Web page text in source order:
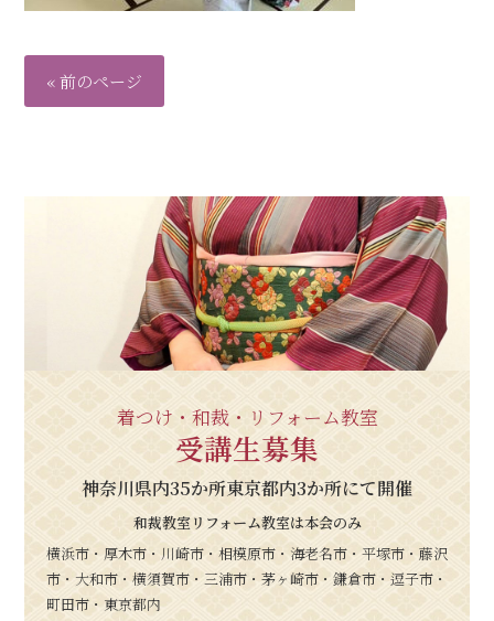
« 前のページ
着つけ・和裁・リフォーム教室
受講生募集
神奈川県内35か所東京都内3か所にて開催
和裁教室リフォーム教室は本会のみ
横浜市・厚木市・川崎市・相模原市・海老名市・平塚市・藤沢
市・大和市・横須賀市・三浦市・茅ヶ崎市・鎌倉市・逗子市・
町田市・東京都内